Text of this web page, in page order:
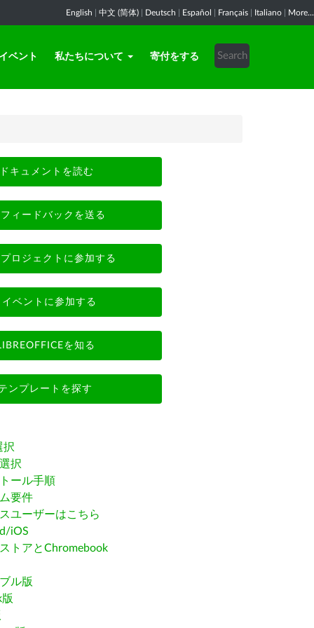
English 中文 (简体) Deutsch Español Français Italiano More...
イベント 私たちについて 寄付をする
ドキュメントを読む
フィードバックを送る
プロジェクトに参加する
イベントに参加する
を知る
ンプレートを探す
択
択
ール手順
要件
ユーザーはこちら
iOS
トアとChromebook
ル版